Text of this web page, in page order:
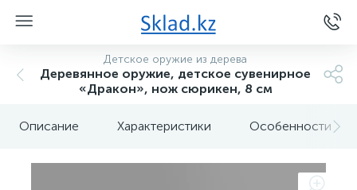
Детское оружие из дерева
Деревянное оружие, детское сувенирное
«Дракон», нож сюрикен, 8 см
Описание Характеристики Особенности